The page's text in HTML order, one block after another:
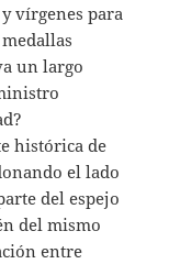
y vírgenes para
un largo
histórica de
el lado
del espejo
del mismo
entre